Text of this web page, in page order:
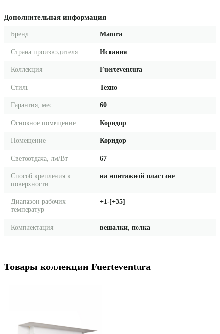
Дополнительная информация
Бренд Mantra
Страна производителя Испания
Коллекция Fuerteventura
Стиль Техно
Гарантия, мес. 60
Основное помещение Коридор
Помещение Коридор
Светоотдача, лм/Вт 67
Способ крепления к
поверхности
на монтажной пластине
Диапазон рабочих
температур
+1-[+35]
Комплектация вешалки, полка
Товары коллекции Fuerteventura